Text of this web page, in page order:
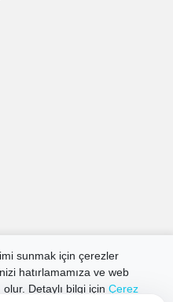
sunmak için çerezler
hatırlamamıza ve web
Detaylı bilgi için Çerez
indirim kuponu kazanın
Ol